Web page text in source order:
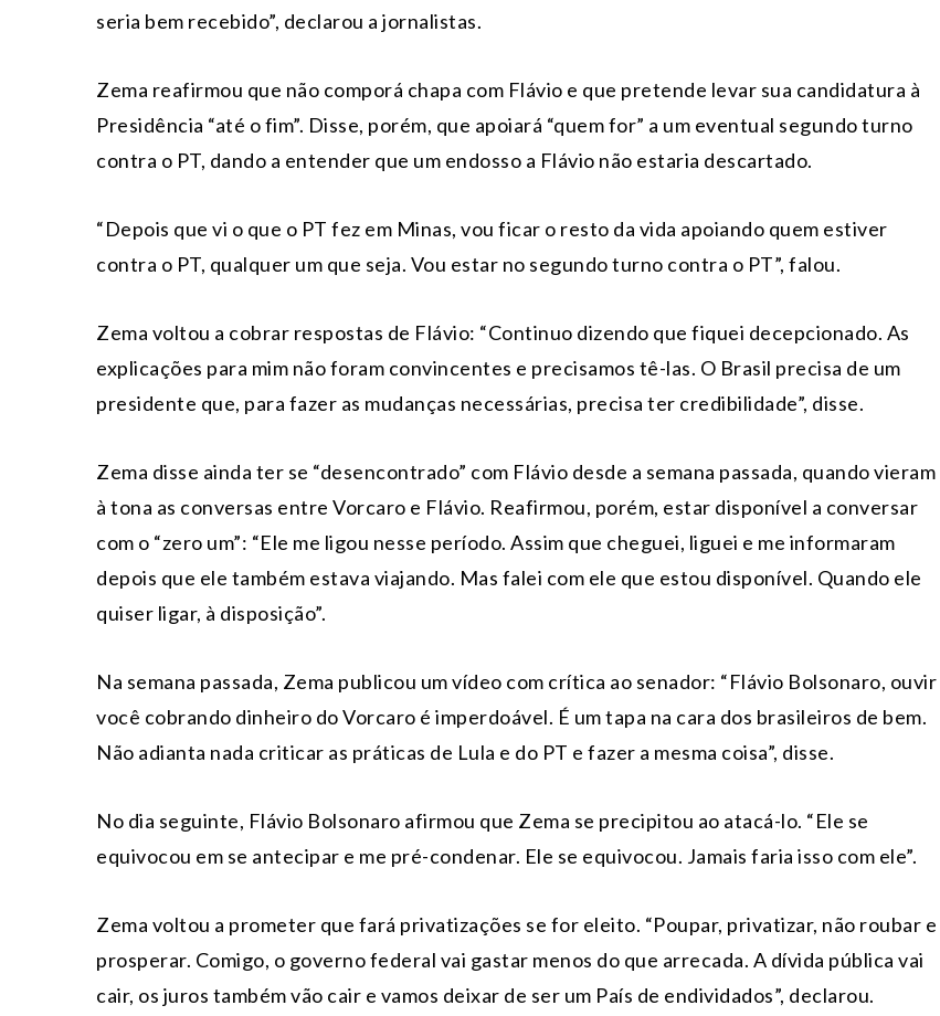
seria bem recebido”, declarou a jornalistas.
Zema reafirmou que não comporá chapa com Flávio e que pretende levar sua candidatura à
Presidência “até o fim”. Disse, porém, que apoiará “quem for” a um eventual segundo turno
contra o PT, dando a entender que um endosso a Flávio não estaria descartado.
“Depois que vi o que o PT fez em Minas, vou ficar o resto da vida apoiando quem estiver
contra o PT, qualquer um que seja. Vou estar no segundo turno contra o PT”, falou.
Zema voltou a cobrar respostas de Flávio: “Continuo dizendo que fiquei decepcionado. As
explicações para mim não foram convincentes e precisamos tê-las. O Brasil precisa de um
presidente que, para fazer as mudanças necessárias, precisa ter credibilidade”, disse.
Zema disse ainda ter se “desencontrado” com Flávio desde a semana passada, quando vieram
à tona as conversas entre Vorcaro e Flávio. Reafirmou, porém, estar disponível a conversar
com o “zero um”: “Ele me ligou nesse período. Assim que cheguei, liguei e me informaram
depois que ele também estava viajando. Mas falei com ele que estou disponível. Quando ele
quiser ligar, à disposição”.
Na semana passada, Zema publicou um vídeo com crítica ao senador: “Flávio Bolsonaro, ouvir
você cobrando dinheiro do Vorcaro é imperdoável. É um tapa na cara dos brasileiros de bem.
Não adianta nada criticar as práticas de Lula e do PT e fazer a mesma coisa”, disse.
No dia seguinte, Flávio Bolsonaro afirmou que Zema se precipitou ao atacá-lo. “Ele se
equivocou em se antecipar e me pré-condenar. Ele se equivocou. Jamais faria isso com ele”.
Zema voltou a prometer que fará privatizações se for eleito. “Poupar, privatizar, não roubar e
prosperar. Comigo, o governo federal vai gastar menos do que arrecada. A dívida pública vai
cair, os juros também vão cair e vamos deixar de ser um País de endividados”, declarou.